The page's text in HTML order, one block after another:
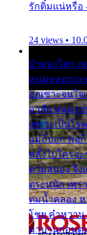
รักติ๋มแน่หรือ
24 views •
บัวทองโศก เ
หนุ่มหลอกเอ
ออเซาะจนใจ
อาลัย หนุ่มรูป
เพราะเป็นโร
แม่ก็บอก พ่อก็
พลั้งไปใครจ
ตามสนอง จึง
ตระหนัก เพร
ตมน้ำคลอง ห
โชย คำหวาน
มาบานก่อนตู